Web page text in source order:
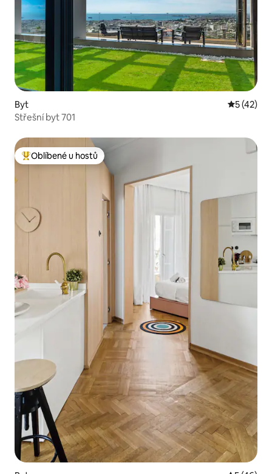
Byt Průměrné
5 (42)
Střešní byt 701
Nejlepší v kategorii Oblíbené u hostů
Oblíbené u hostů